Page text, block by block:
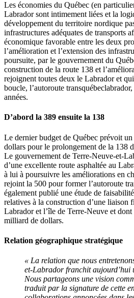
Les économies du Québec (en
Labrador sont intimement liées et la
développement du territoire nordique
infrastructures adéquates de transports
économique favorable entre les deux
l’amélioration et l’extension des
poursuite, par le gouvernement du
construction de la route 138 et
rejoignent toutes deux le Labrador et
boucle, l’autoroute
années.
D’abord la 389 ensuite la 138
Le dernier budget de Québec prévoit
dollars pour le prolongement de la 138
Le gouvernement de Terre-Neuve-et-
d’une excellente route asphaltée au
à lui à poursuivre les améliorations en
rejoint la 500 pour former l’autoroute
également publié une étude de
relatives à la construction d’une liaison
Labrador et l’île de Terre-Neuve et
milliard de dollars.
Relation géographique stratégique
« La relation que nous
et-Labrador franchit aujourd’hui
Nous partageons une vision
traduit par la signature de cette